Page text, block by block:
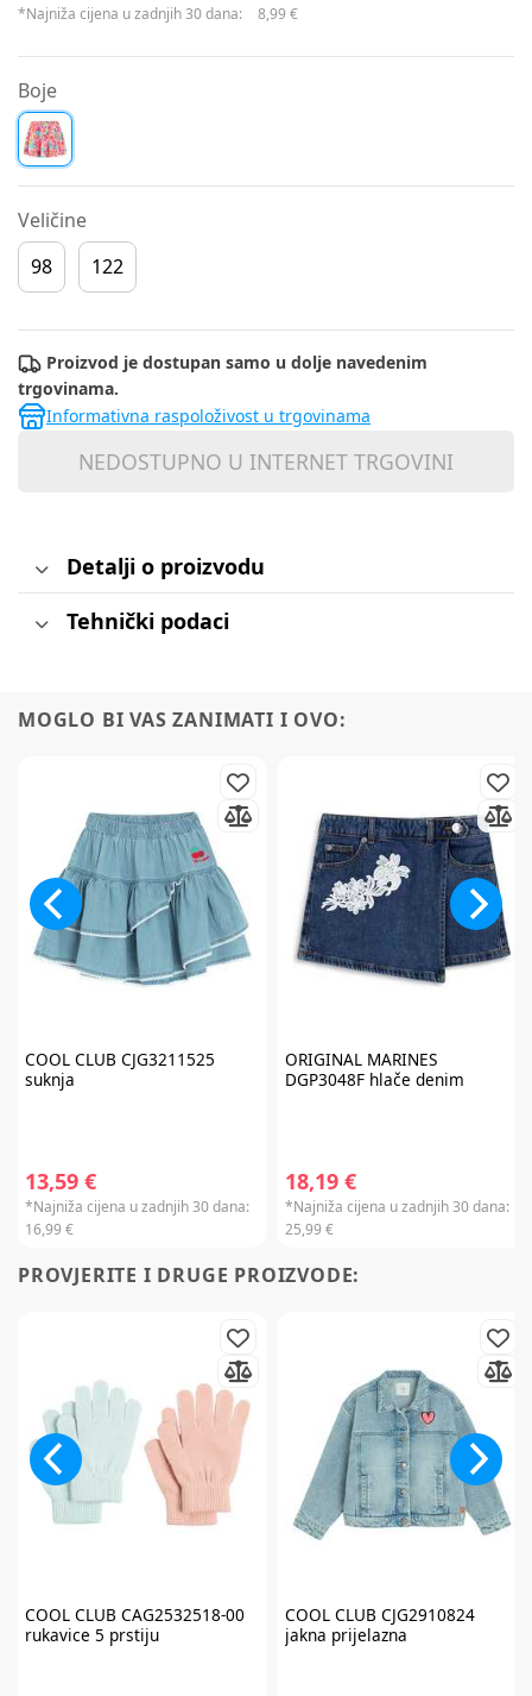
*Najniža cijena u zadnjih 30 dana: 8,99 €
Boje
Veličine
98
122
Proizvod je dostupan samo u dolje navedenim
trgovinama.
Informativna raspoloživost u trgovinama
NEDOSTUPNO U INTERNET TRGOVINI
Detalji o proizvodu
Tehnički podaci
MOGLO BI VAS ZANIMATI I OVO:
COOL CLUB CJG3211525
suknja
13,59 €
*Najniža cijena u zadnjih 30 dana:
16,99 €
ORIGINAL MARINES
DGP3048F hlače denim
18,19 €
*Najniža cijena u zadnjih 30 dana:
25,99 €
PROVJERITE I DRUGE PROIZVODE:
COOL CLUB CAG2532518-00
rukavice 5 prstiju
COOL CLUB CJG2910824
jakna prijelazna
Prijavite se na
newsletter
i iskoristite
PRIJAVITE SE
*Prijavom na newsletter pristajete da vam tvrtka AKIDS HR d.o.o. može
* Promo kod za popust zaprimit ćete e-mailom u roku od 24 sata od prijave.
Promo kod za popust vrijedi samo za prvu narudžbu proizvoda po
proizvode Cybex Platinum, Britax Römer Lux, Frida, Stokke, Babyzen,
Baby Brezza i Scoot & Ride te kod kupnje darovnih kartica i plaćanja
usluga. Promo kod za popust nije moguće kombinirati s aktualnim
akcijama i klupskim pogodnostima. Popusti se ne zbrajaju.Promo kod za
popust vrijedi 30 dana.